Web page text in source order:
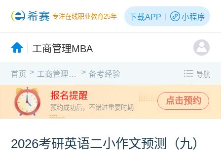
专注在线职业教育25年 下载APP 小程序
工商管理MBA
首页 > 工商管理MBA > 备考经验 导航
报名提醒
预约成功后，不错过重要时期
点击预约
2026考研英语二小作文预测（九）